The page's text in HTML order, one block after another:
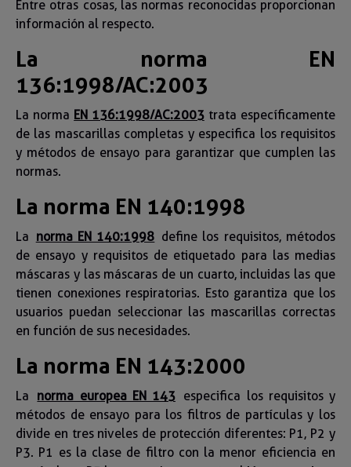
Entre otras cosas, las normas reconocidas proporcionan
información al respecto.
La norma EN
136:1998/AC:2003
La norma EN 136:1998/AC:2003trata específicamente
de las mascarillas completas y especifica los requisitos
y métodos de ensayo para garantizar que cumplen las
normas.
La norma EN 140:1998
La norma EN 140:1998 define los requisitos, métodos
de ensayo y requisitos de etiquetado para las medias
máscaras y las máscaras de un cuarto, incluidas las que
tienen conexiones respiratorias. Esto garantiza que los
usuarios puedan seleccionar las mascarillas correctas
en función de sus necesidades.
La norma EN 143:2000
La norma europea EN 143 especifica los requisitos y
métodos de ensayo para los filtros de partículas y los
divide en tres niveles de protección diferentes: P1, P2 y
P3. P1 es la clase de filtro con la menor eficiencia en